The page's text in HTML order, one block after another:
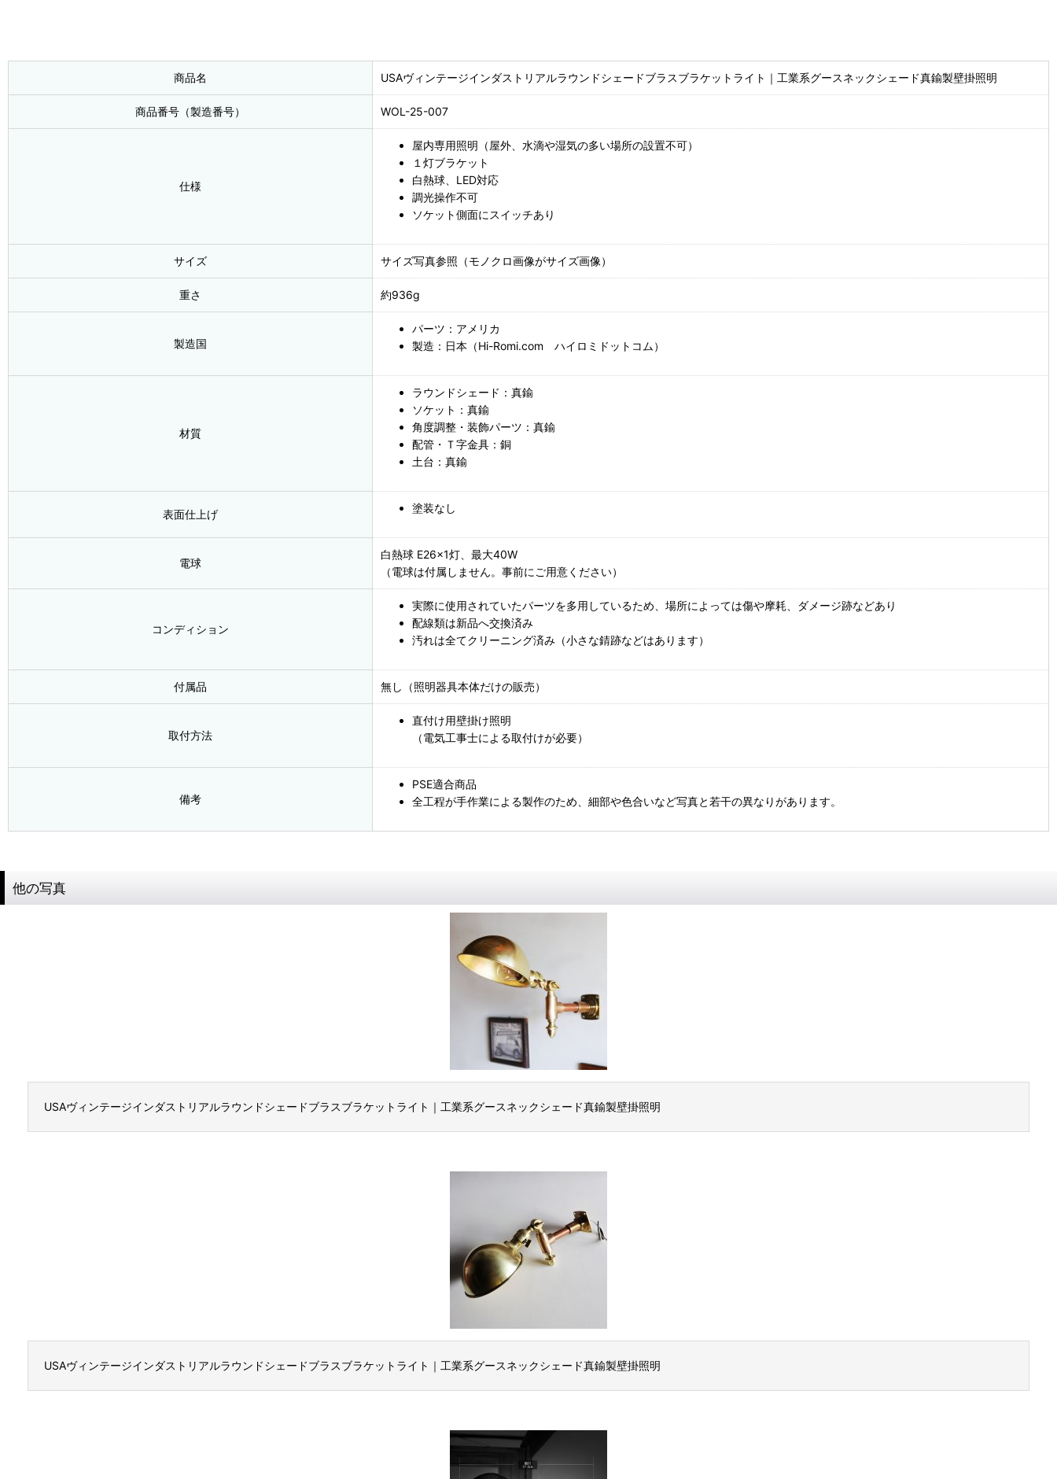
商品名 USAヴィンテージインダストリアルラウンドシェードブラスブラケットライト｜工業系グースネックシェード真鍮製壁掛照明
商品番号（製造番号） WOL-25-007
仕様
屋内専用照明（屋外、水滴や湿気の多い場所の設置不可）
１灯ブラケット
白熱球、LED対応
調光操作不可
ソケット側面にスイッチあり
サイズ サイズ写真参照（モノクロ画像がサイズ画像）
重さ 約936g
製造国
パーツ：アメリカ
製造：日本（Hi-Romi.com ハイロミドットコム）
材質
ラウンドシェード：真鍮
ソケット：真鍮
角度調整・装飾パーツ：真鍮
配管・Ｔ字金具：銅
土台：真鍮
表面仕上げ 塗装なし
電球
白熱球 E26×1灯、最大40W
（電球は付属しません。事前にご用意ください）
コンディション
実際に使用されていたパーツを多用しているため、場所によっては傷や摩耗、ダメージ跡などあり
配線類は新品へ交換済み
汚れは全てクリーニング済み（小さな錆跡などはあります）
付属品 無し（照明器具本体だけの販売）
取付方法
直付け用壁掛け照明
（電気工事士による取付けが必要）
備考
PSE適合商品
全工程が手作業による製作のため、細部や色合いなど写真と若干の異なりがあります。
他の写真
USAヴィンテージインダストリアルラウンドシェードブラスブラケットライト｜工業系グースネックシェード真鍮製壁掛照明
USAヴィンテージインダストリアルラウンドシェードブラスブラケットライト｜工業系グースネックシェード真鍮製壁掛照明